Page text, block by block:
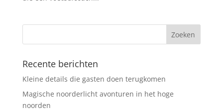
Recente berichten
Kleine details die gasten doen terugkomen
Magische noorderlicht avonturen in het hoge
noorden